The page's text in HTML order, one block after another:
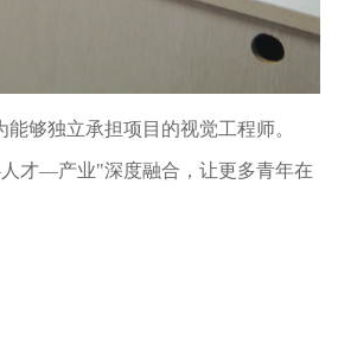
够独立承担项目的视觉工程师。
才—产业"深度融合，让更多青年在